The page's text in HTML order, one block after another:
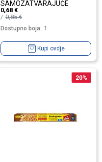
SAMOZATVARAJUĆE
0,68 €
0,85€
Dostupno boja: 1
Kupi ovdje
20%